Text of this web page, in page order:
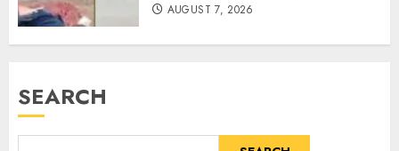
AUGUST 7, 2026
SEARCH